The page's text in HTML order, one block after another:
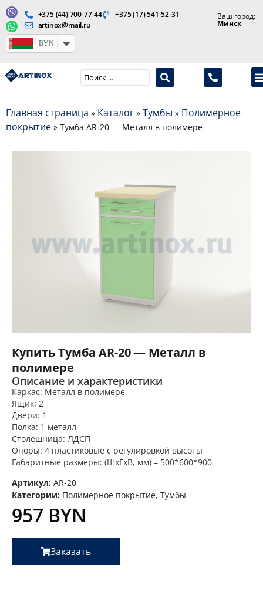
Главная страница » Каталог » Тумбы » Полимерное
покрытие » Тумба AR-20 — Металл в полимере
Купить Тумба AR-20 — Металл в
полимере
Описание и характеристики
Каркас: Металл в полимере
Ящик: 2
Двери: 1
Полка: 1 металл
Столешница: ЛДСП
Опоры: 4 пластиковые с регулировкой высоты
Габаритные размеры: (ШхГхВ, мм) – 500*600*900
Артикул: AR-20
Категории: Полимерное покрытие, Тумбы
957 BYN
Заказать
+375 (44) 700-77-44
+375 (17) 541-52-31
artinox@mail.ru
Ваш город:
Минск
BYN
Производство медицинской продукции и